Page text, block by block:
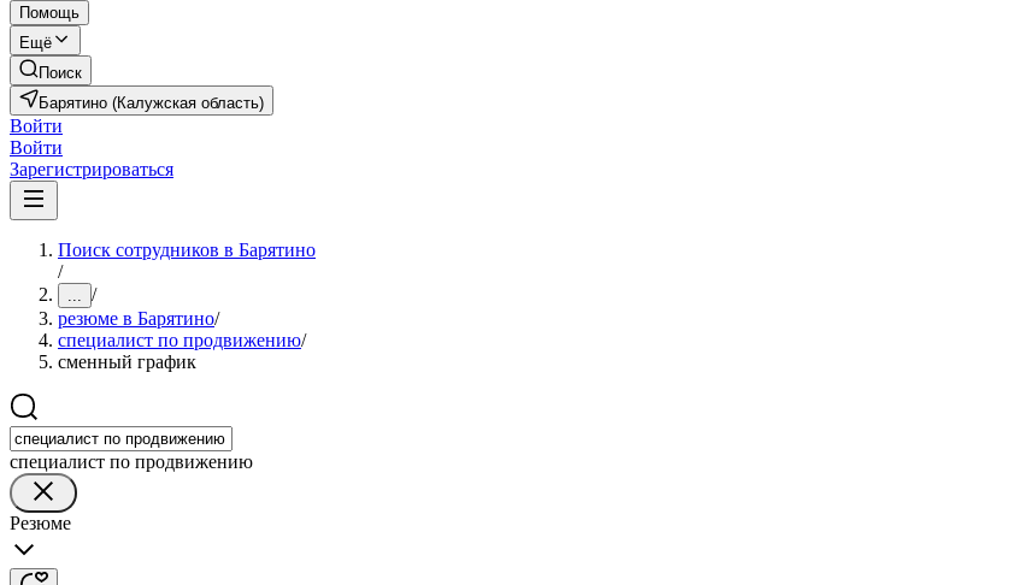
Помощь
Ещё
Поиск
Барятино (Калужская область)
Войти
Войти
Зарегистрироваться
Поиск сотрудников в Барятино
/
... /
резюме в Барятино/
специалист по продвижению/
сменный график
специалист по продвижению
Резюме